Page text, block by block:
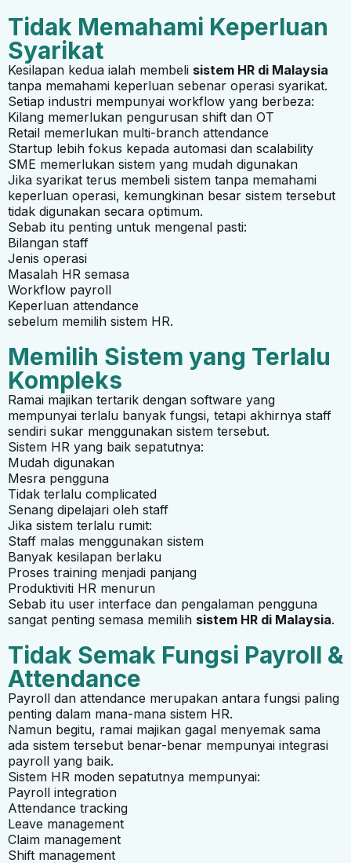
Tidak Memahami Keperluan
Syarikat
Kesilapan kedua ialah membeli sistem HR di Malaysia
tanpa memahami keperluan sebenar operasi syarikat.
Setiap industri mempunyai workflow yang berbeza:
Kilang memerlukan pengurusan shift dan OT
Retail memerlukan multi-branch attendance
Startup lebih fokus kepada automasi dan scalability
SME memerlukan sistem yang mudah digunakan
Jika syarikat terus membeli sistem tanpa memahami
keperluan operasi, kemungkinan besar sistem tersebut
tidak digunakan secara optimum.
Sebab itu penting untuk mengenal pasti:
Bilangan staff
Jenis operasi
Masalah HR semasa
Workflow payroll
Keperluan attendance
sebelum memilih sistem HR.
Memilih Sistem yang Terlalu
Kompleks
Ramai majikan tertarik dengan software yang
mempunyai terlalu banyak fungsi, tetapi akhirnya staff
sendiri sukar menggunakan sistem tersebut.
Sistem HR yang baik sepatutnya:
Mudah digunakan
Mesra pengguna
Tidak terlalu complicated
Senang dipelajari oleh staff
Jika sistem terlalu rumit:
Staff malas menggunakan sistem
Banyak kesilapan berlaku
Proses training menjadi panjang
Produktiviti HR menurun
Sebab itu user interface dan pengalaman pengguna
sangat penting semasa memilih sistem HR di Malaysia.
Tidak Semak Fungsi Payroll &
Attendance
Payroll dan attendance merupakan antara fungsi paling
penting dalam mana-mana sistem HR.
Namun begitu, ramai majikan gagal menyemak sama
ada sistem tersebut benar-benar mempunyai integrasi
payroll yang baik.
Sistem HR moden sepatutnya mempunyai:
Payroll integration
Attendance tracking
Leave management
Claim management
Shift management